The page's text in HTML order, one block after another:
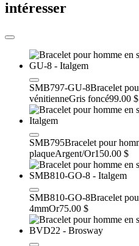
intéresser
SMB797-GU-8Bracelet
vénitienneGris foncé99.00 $
SMB795Bracelet pour
plaqueArgent/Or150.00 $
SMB810-GO-8Bracelet
4mmOr75.00 $